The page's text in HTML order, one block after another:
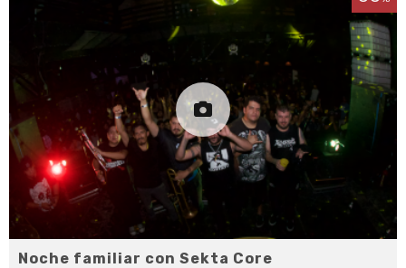
Noche familiar con Sekta Core